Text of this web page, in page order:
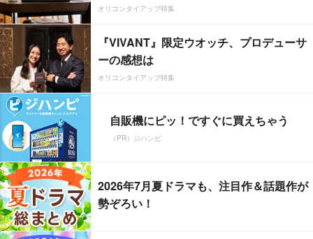
オリコンタイアップ特集
『VIVANT』限定ウオッチ、プロデューサ
ーの感想は
オリコンタイアップ特集
自販機にピッ！ですぐに買えちゃう
（PR）ジハンピ
2026年7月夏ドラマも、注目作＆話題作が
勢ぞろい！